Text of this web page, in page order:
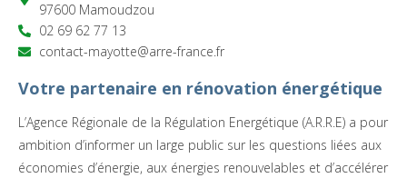
97600 Mamoudzou
02 69 62 77 13
contact-mayotte@arre-france.fr
Votre partenaire en rénovation énergétique
L’Agence Régionale de la Régulation Energétique (A.R.R.E) a pour
ambition d’informer un large public sur les questions liées aux
économies d’énergie, aux énergies renouvelables et d’accélérer